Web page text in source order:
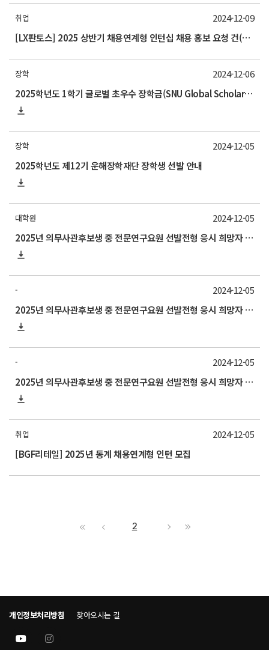
취업
[LX판토스] 2025 상반기 채용연계형 인턴십 채용 홍보 요청 건(~12.22까지)
2024-12-09
장학
2025학년도 1학기 글로벌 초우수 장학금(SNU Global Scholarship, GS) 신청 안내
2024-12-06
장학
2025학년도 제12기 운해장학재단 장학생 선발 안내
2024-12-05
대학원
2025년 의무사관후보생 중 전문연구요원 선발전형 응시 희망자 제출[*12/10(화)까지 제출 요망]
2024-12-05
-
2025년 의무사관후보생 중 전문연구요원 선발전형 응시 희망자 제출[*12/10(화)까지 제출 요망]
2024-12-05
-
2025년 의무사관후보생 중 전문연구요원 선발전형 응시 희망자 제출[*12/10(화)까지 제출 요망]
2024-12-05
취업
[BGF리테일] 2025년 동계 채용연계형 인턴 모집
2024-12-05
2
개인정보처리방침 찾아오시는 길